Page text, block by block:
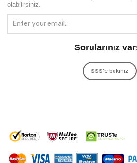
olabilirsiniz.
Sorularınız
SSS'e bakınız